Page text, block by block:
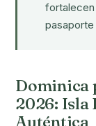
Dominica
2026: Isla
Auténtica